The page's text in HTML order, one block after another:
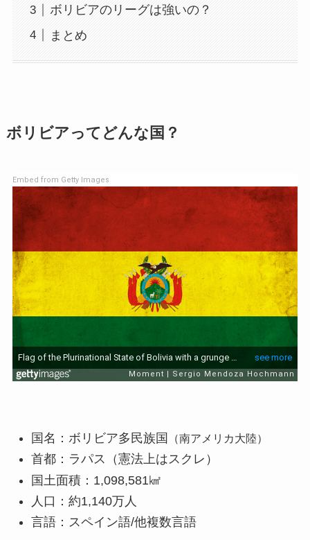
ボリビアのリーグは強いの？
まとめ
ボリビアってどんな国？
Embed from Getty Images
国名：ボリビア多民族国 （南アメリカ大陸）
首都：ラパス（憲法上はスクレ）
国土面積：1,098,581㎢
人口：約1,140万人
言語：スペイン語/他複数言語